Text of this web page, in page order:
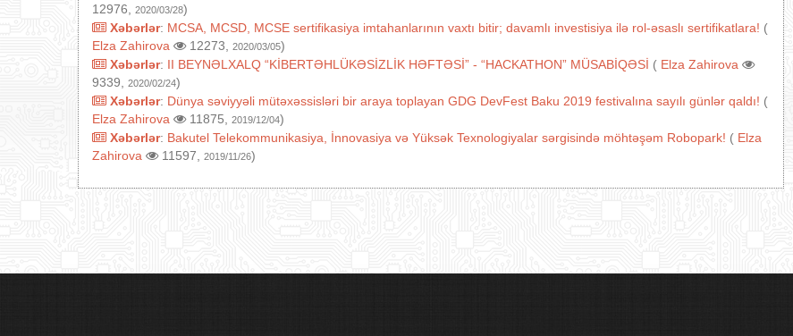
12976,
2020/03/28)
Xəbərlər: MCSA, MCSD, MCSE sertifikasiya imtahanlarının vaxtı bitir; davamlı investisiya ilə rol-əsaslı sertifikatlara! (
Elza Zahirova
12273, 2020/03/05)
Xəbərlər: II BEYNƏLXALQ “KİBERTƏHLÜKƏSİZLİK HƏFTƏSİ” - “HACKATHON” MÜSABİQƏSİ ( Elza Zahirova
9339,
2020/02/24)
Xəbərlər: Dünya səviyyəli mütəxəssisləri bir araya toplayan GDG DevFest Baku 2019 festivalına sayılı günlər qaldı! (
Elza Zahirova
11875, 2019/12/04)
Xəbərlər: Bakutel Telekommunikasiya, İnnovasiya və Yüksək Texnologiyalar sərgisində möhtəşəm Robopark! ( Elza
Zahirova
11597, 2019/11/26)